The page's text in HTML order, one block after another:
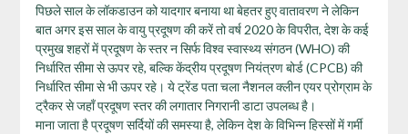
पिछले साल के लॉकडाउन को यादगार बनाया था बेहतर हुए वातावरण ने लेकिन
बात अगर इस साल के वायु प्रदूषण की करें तो वर्ष 2020 के विपरीत, देश के कई
प्रमुख शहरों में प्रदूषण के स्तर न सिर्फ विश्व स्वास्थ्य संगठन (WHO) की
निर्धारित सीमा से ऊपर रहे, बल्कि केंद्रीय प्रदूषण नियंत्रण बोर्ड (CPCB) की
निर्धारित सीमा से भी ऊपर रहे। ये ट्रेंड पता चला नैशनल क्लीन एयर प्रोग्राम के
ट्रैकर से जहाँ प्रदूषण स्तर की लगातार निगरानी डाटा उपलब्ध है।
माना जाता है प्रदूषण सर्दियों की समस्या है, लेकिन देश के विभिन्न हिस्सों में गर्मी